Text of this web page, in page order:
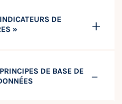
DE
»
DE BASE DE